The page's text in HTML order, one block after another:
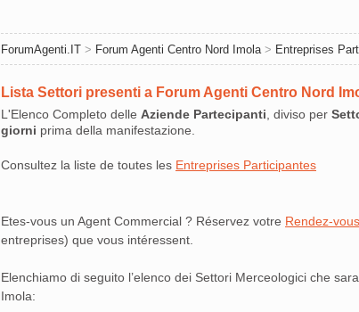
ForumAgenti.IT > Forum Agenti Centro Nord Imola> Entreprises
Lista Settori presenti a Forum Agenti Centro Nord
L'Elenco Completo delle Aziende Partecipanti , diviso per
giorni prima della manifestazione.
Consultez la liste de toutes les Entreprises Participantes
Etes-vous un Agent Commercial ? Réservez votre Rendez-
entreprises) que vous intéressent.
Elenchiamo di seguito l’elenco dei Settori Merceologici che
Imola: